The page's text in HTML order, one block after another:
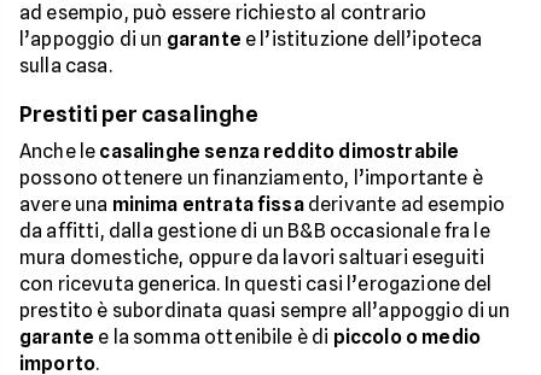
ad esempio, può essere richiesto al contrario
l’appoggio di un garante e l’istituzione dell’ipoteca
sulla casa.
Prestiti per casalinghe
Anche le casalinghe senza reddito dimostrabile
possono ottenere un finanziamento, l’importante è
avere una minima entrata fissaderivante ad esempio
da affitti, dalla gestione di un B&B occasionale fra le
mura domestiche, oppure da lavori saltuari eseguiti
con ricevuta generica. In questi casi l’erogazione del
prestito è subordinata quasi sempre all’appoggio di un
garante e la somma ottenibile è di piccolo o medio
importo.